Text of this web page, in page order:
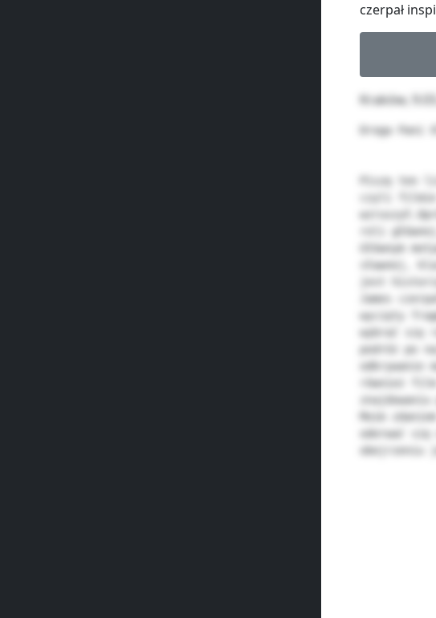
czerpał
Kraków,
Droga Pani
Piszę ten
czyli filmie
roli
Głównym
sławnej,
jest
James
wycięty
wybrać się
podróż po
odkrywanie
również
Moim
oderwać